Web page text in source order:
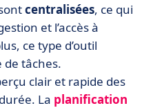
centralisées, ce qui
et l’accès à
ce type d’outil
tâches.
clair et rapide des
La planification